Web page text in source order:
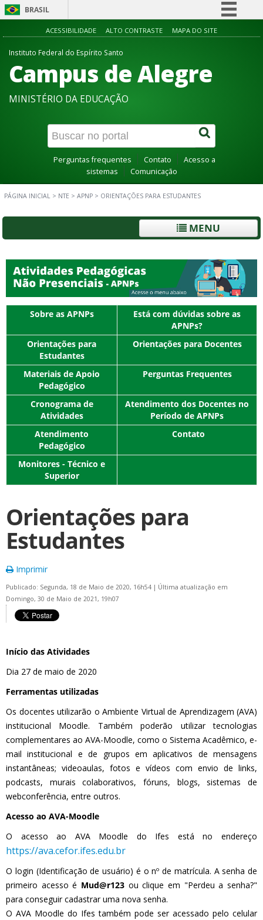
BRASIL
Simplifique!
Acesso à informação
Canais
ACESSIBILIDADE ALTO CONTRASTE MAPA DO SITE
Instituto Federal do Espírito Santo
Campus de Alegre
MINISTÉRIO DA EDUCAÇÃO
Perguntas frequentes Contato
Acesso a
sistemas
Comunicação
PÁGINA INICIAL > NTE > APNP > ORIENTAÇÕES PARA ESTUDANTES
MENU
Sobre as APNPs
Está com dúvidas sobre as
APNPs?
Orientações para
Estudantes
Orientações para Docentes
Materiais de Apoio
Pedagógico
Perguntas Frequentes
Cronograma de
Atividades
Atendimento dos Docentes no
Período de APNPs
Atendimento
Pedagógico
Contato
Monitores - Técnico e
Superior
Orientações para
Estudantes
Imprimir
Publicado: Segunda, 18 de Maio de 2020, 16h54 | Última atualização em
Domingo, 30 de Maio de 2021, 19h07
Início das Atividades
Dia 27 de maio de 2020
Ferramentas utilizadas
Os docentes utilizarão o Ambiente Virtual de Aprendizagem (AVA)
institucional Moodle. Também poderão utilizar tecnologias
complementares ao AVA-Moodle, como o Sistema Acadêmico, e-
mail institucional e de grupos em aplicativos de mensagens
instantâneas; videoaulas, fotos e vídeos com envio de links,
podcasts, murais colaborativos, fóruns, blogs, sistemas de
webconferência, entre outros.
Acesso ao AVA-Moodle
O acesso ao AVA Moodle do Ifes está no endereço
https://ava.cefor.ifes.edu.br
O login (Identificação de usuário) é o nº de matrícula. A senha de
primeiro acesso é Mud@r123 ou clique em "Perdeu a senha?"
para conseguir cadastrar uma nova senha.
O AVA Moodle do Ifes também pode ser acessado pelo celular